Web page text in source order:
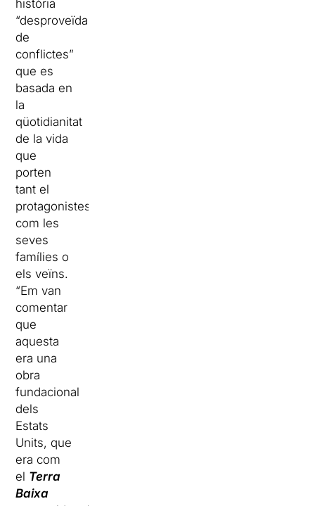
història
“desproveïda
de
conflictes”
que es
basada en
la
qüotidianitat
de la vida
que
porten
tant el
protagonistes
com les
seves
famílies o
els veïns.
“Em van
comentar
que
aquesta
era una
obra
fundacional
dels
Estats
Units, que
era com
el Terra
Baixa